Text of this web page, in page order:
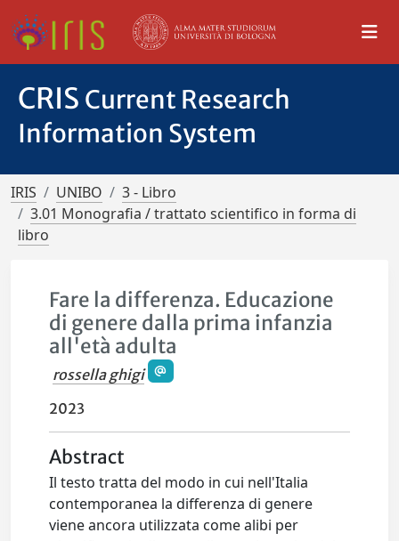
CRIS Current Research
Information System
IRIS UNIBO
3 - Libro
3.01 Monografia / trattato scientifico in forma di
libro
Fare la differenza. Educazione
di genere dalla prima infanzia
all'età adulta
rossella ghigi
2023
Abstract
Il testo tratta del modo in cui nell'Italia
contemporanea la differenza di genere
viene ancora utilizzata come alibi per